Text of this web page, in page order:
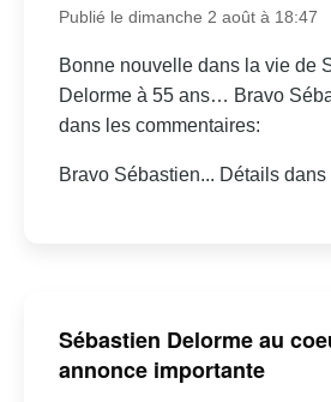
Publié le dimanche 2 août à 18:47
Bonne nouvelle dans la vie de
Delorme à 55 ans… Bravo
dans les commentaires:
Bravo Sébastien... Détails dans
Sébastien Delorme au
annonce importante